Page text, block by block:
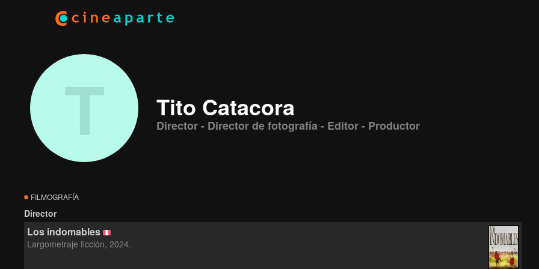
T Tito Catacora
Director - Director de fotografía - Editor - Productor
FILMOGRAFÍA
Director
Los indomables
Largometraje ficción, 2024.